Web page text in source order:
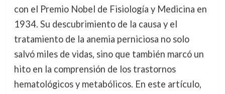
con el Premio Nobel de Fisiología y Medicina en
1934. Su descubrimiento de la causa y el
tratamiento de la anemia perniciosa no solo
salvó miles de vidas, sino que también marcó un
hito en la comprensión de los trastornos
hematológicos y metabólicos. En este artículo,